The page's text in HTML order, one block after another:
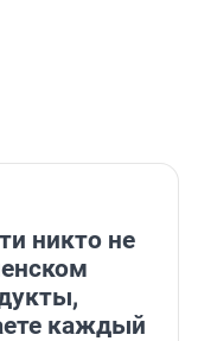
никто не
каждый